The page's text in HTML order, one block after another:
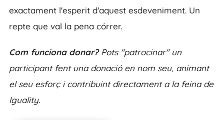
exactament l'esperit d'aquest esdeveniment. Un
repte que val la pena córrer.
Com funciona donar?Pots "patrocinar" un
participant fent una donació en nom seu, animant
el seu esforç i contribuint directament a la feina de
Iguality.